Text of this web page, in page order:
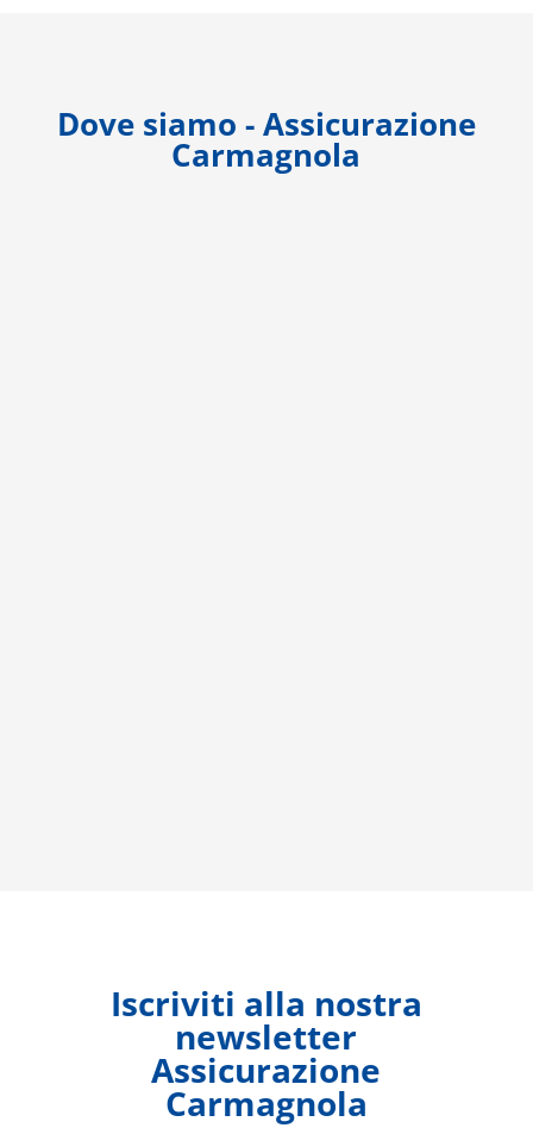
Dove siamo - Assicurazione
Carmagnola
Iscriviti alla nostra
newsletter
Assicurazione
Carmagnola